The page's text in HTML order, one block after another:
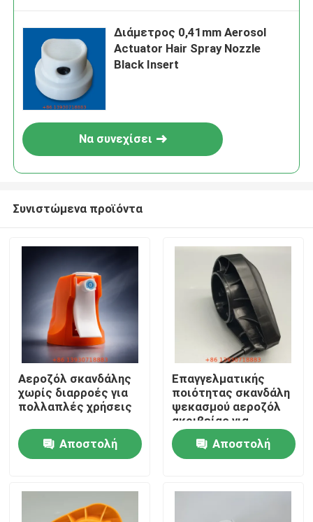
Σπίτι
Βίντεο
Διάμετρος 0,41mm Aerosol
Actuator Hair Spray Nozzle
Black Insert
Να συνεχίσει
Συνιστώμενα προϊόντα
Αεροζόλ σκανδάλης
χωρίς διαρροές για
πολλαπλές χρήσεις
Αποστολή
Επαγγελματικής
ποιότητας σκανδάλη
ψεκασμού αεροζόλ
ακριβείας για
αυτοκινητοβιομηχανικά
και βιομηχανικά
επιχρίσματα με
ακροφύσιο
Αποστολή